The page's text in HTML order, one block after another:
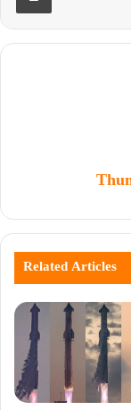
Related Articles